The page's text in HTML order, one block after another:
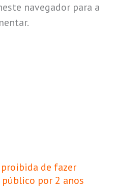
navegador para a
proibida de fazer
por 2 anos